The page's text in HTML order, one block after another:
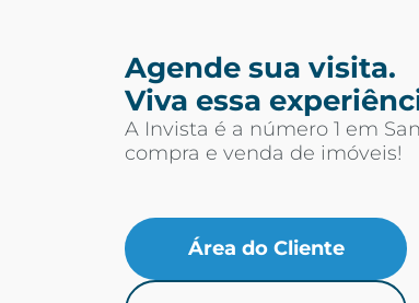
Agende sua visita.
Viva essa
A Invista é a número 1 em
compra e venda de imóveis!
Área do Cliente